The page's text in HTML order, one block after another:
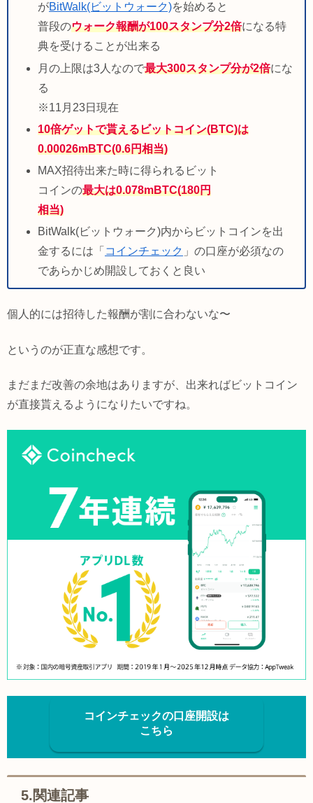
がBitWalk(ビットウォーク)を始めると
普段のウォーク報酬が100スタンプ分2倍になる特
典を受けることが出来る
月の上限は3人なので最大300スタンプ分が2倍にな
る
※11月23日現在
10倍ゲットで貰えるビットコイン(BTC)は
0.00026mBTC(0.6円相当)
MAX招待出来た時に得られるビット
コインの最大は0.078mBTC(180円
相当)
BitWalk(ビットウォーク)内からビットコインを出
金するには「 コインチェック 」の口座が必須なの
であらかじめ開設しておくと良い
個人的には招待した報酬が割に合わないな〜
というのが正直な感想です。
まだまだ改善の余地はありますが、出来ればビットコイン
が直接貰えるようになりたいですね。
コインチェックの口座開設は
こちら
5.関連記事